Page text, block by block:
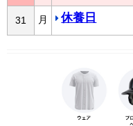
31 月 休養日